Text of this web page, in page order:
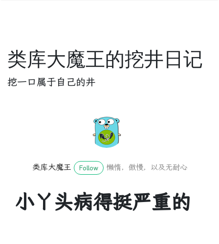
类库大魔王的挖井日记
挖一口属于自己的井
类库大魔王 Follow 懒惰，傲慢，以及无耐心
小丫头病得挺严重的